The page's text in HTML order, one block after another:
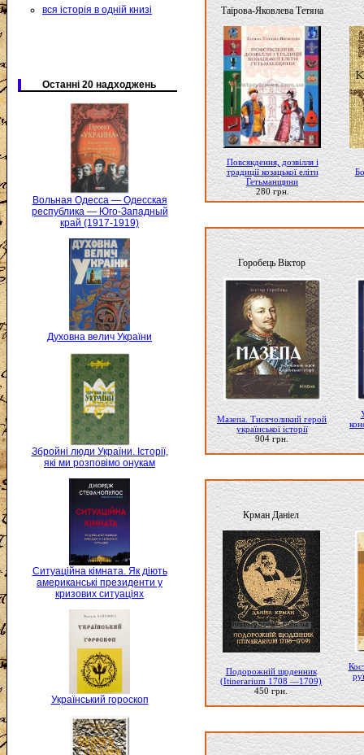
вся історія в одній книзі
Останні 20 надходжень
Вольная Одесса — Одесская
республика — Юго-Западный
край (1917-1919)
Духовна велич України
Збройні люди України. Історії,
які ми розповімо онукам
Ситуаційна кімната. Як діють
американські президенти у
кризових ситуаціях
Український гороскоп
Таїрова-Яковлева Тетяна
Повсякдення, дозвілля і
традиції козацької еліти
Гетьманщини
280 грн.
Горобець Віктор
Мазепа. Тисячоликий герой
української історії
904 грн.
Крман Даніел
Подорожній щоденник
(Itinerarium 1708 —1709)
450 грн.